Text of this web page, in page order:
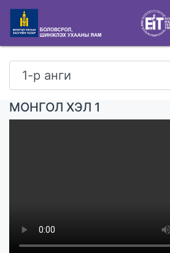
МОНГОЛ ХЭЛ 1